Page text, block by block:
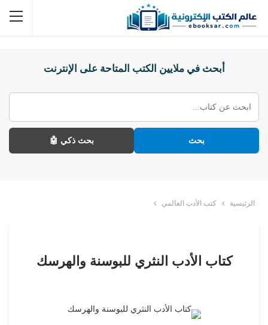
أبحث في ملايين الكتب المتاحة على الإنترنت
بحث بحث ذكي 🤖
الرئيسية كتب الأدب العالمي
كتاب الأدب النثري للبوسنة والهرسك